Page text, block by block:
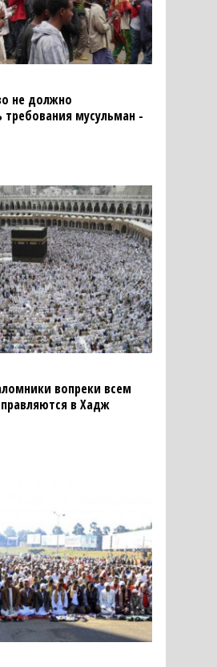
не должно
требования мусульман -
вопреки всем
в Хадж